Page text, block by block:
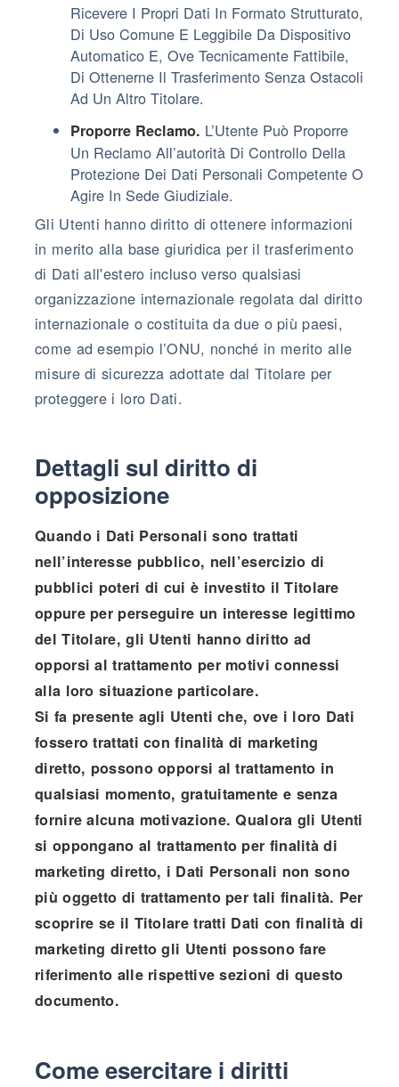
Ricevere I Propri Dati In Formato Strutturato,
Di Uso Comune E Leggibile Da Dispositivo
Automatico E, Ove Tecnicamente Fattibile,
Di Ottenerne Il Trasferimento Senza Ostacoli
Ad Un Altro Titolare.
Proporre Reclamo. L’Utente Può Proporre
Un Reclamo All’autorità Di Controllo Della
Protezione Dei Dati Personali Competente O
Agire In Sede Giudiziale.
Gli Utenti hanno diritto di ottenere informazioni
in merito alla base giuridica per il trasferimento
di Dati all'estero incluso verso qualsiasi
organizzazione internazionale regolata dal diritto
internazionale o costituita da due o più paesi,
come ad esempio l’ONU, nonché in merito alle
misure di sicurezza adottate dal Titolare per
proteggere i loro Dati.
Dettagli sul diritto di
opposizione
Quando i Dati Personali sono trattati
nell’interesse pubblico, nell’esercizio di
pubblici poteri di cui è investito il Titolare
oppure per perseguire un interesse legittimo
del Titolare, gli Utenti hanno diritto ad
opporsi al trattamento per motivi connessi
alla loro situazione particolare.
Si fa presente agli Utenti che, ove i loro Dati
fossero trattati con finalità di marketing
diretto, possono opporsi al trattamento in
qualsiasi momento, gratuitamente e senza
fornire alcuna motivazione. Qualora gli Utenti
si oppongano al trattamento per finalità di
marketing diretto, i Dati Personali non sono
più oggetto di trattamento per tali finalità. Per
scoprire se il Titolare tratti Dati con finalità di
marketing diretto gli Utenti possono fare
riferimento alle rispettive sezioni di questo
documento.
Come esercitare i diritti